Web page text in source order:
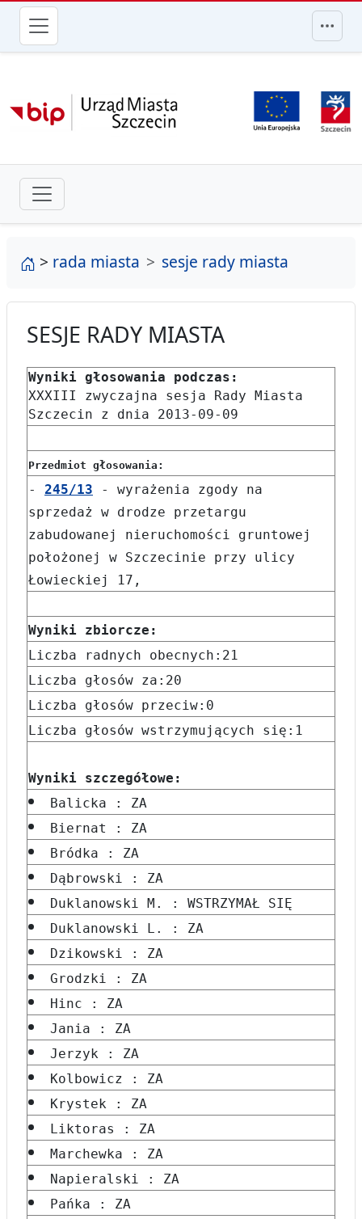
przejdź do głównego menu
strona główna
> rada miasta sesje rady miasta
SESJE RADY MIASTA
Wyniki głosowania podczas:
XXXIII zwyczajna sesja Rady Miasta
Szczecin z dnia 2013-09-09
Przedmiot głosowania:
- 245/13 - wyrażenia zgody na
sprzedaż w drodze przetargu
zabudowanej nieruchomości gruntowej
położonej w Szczecinie przy ulicy
Łowieckiej 17,
Wyniki zbiorcze:
Liczba radnych obecnych:21
Liczba głosów za:20
Liczba głosów przeciw:0
Liczba głosów wstrzymujących się:1
Wyniki szczegółowe:
Balicka : ZA
Biernat : ZA
Bródka : ZA
Dąbrowski : ZA
Duklanowski M. : WSTRZYMAŁ SIĘ
Duklanowski L. : ZA
Dzikowski : ZA
Grodzki : ZA
Hinc : ZA
Jania : ZA
Jerzyk : ZA
Kolbowicz : ZA
Krystek : ZA
Liktoras : ZA
Marchewka : ZA
Napieralski : ZA
Pańka : ZA